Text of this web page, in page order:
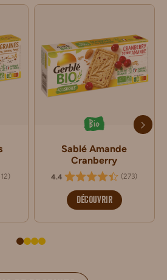
)
Bio
Sablé Amande
Cranberry
4.4 (273)
DÉCOUVRIR